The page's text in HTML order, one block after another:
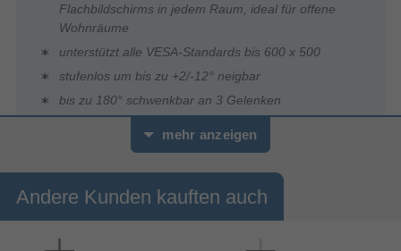
Flachbildschirms in jedem Raum, ideal für offene
Wohnräume
unterstützt alle VESA-Standards bis 600 x 500
stufenlos um bis zu +2/-12° neigbar
bis zu 180° schwenkbar an 3 Gelenken
Volle Flexibilität im Heimkino: Ob Lieblingssessel oder Sofaecke -
mit dieser vollbeweglichen Wandhalterung sitzen Film- und
mehr anzeigen
Andere Kunden kauften auch